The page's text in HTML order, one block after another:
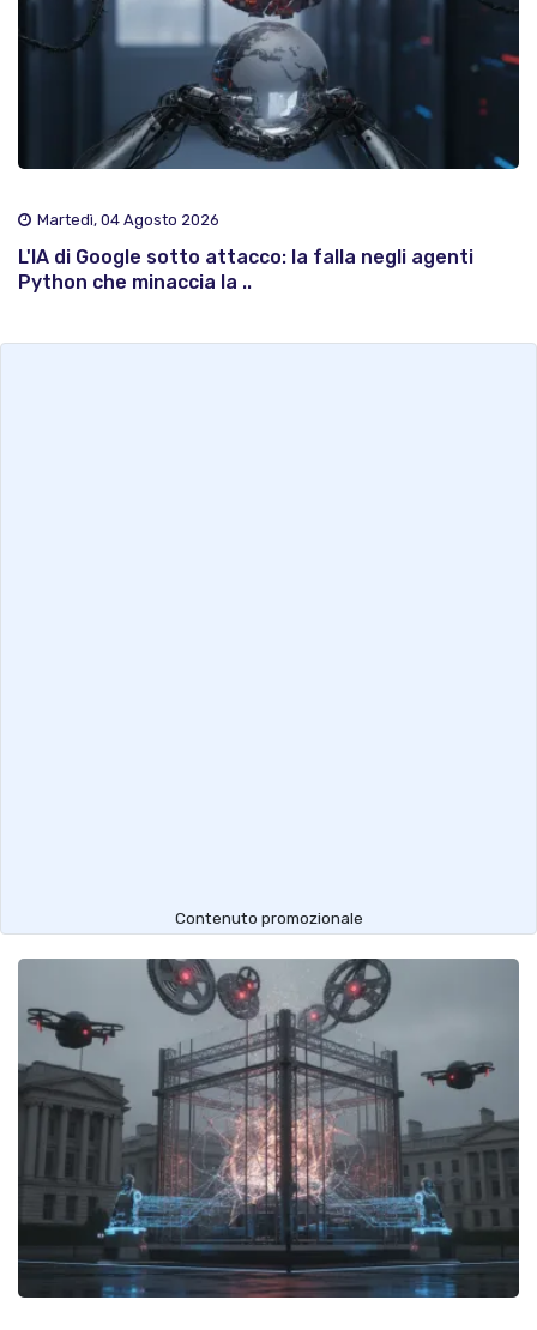
Martedì, 04 Agosto 2026
L'IA di Google sotto attacco: la falla negli agenti
Python che minaccia la ..
Contenuto promozionale